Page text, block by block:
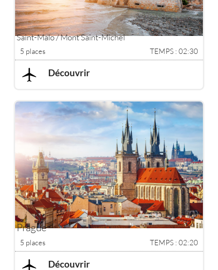
Saint-Malo / Mont Saint-Michel
5 places TEMPS : 02:30
Découvrir
Prague
5 places TEMPS : 02:20
Découvrir